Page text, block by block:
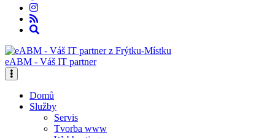
eABM - Váš IT partner
Domů
Služby
Servis
Tvorba www